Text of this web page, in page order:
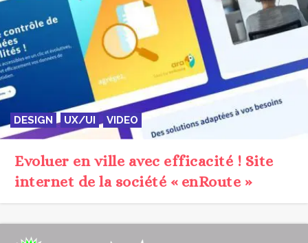
DESIGN UX/UI VIDEO
Evoluer en ville avec efficacité ! Site
internet de la société « enRoute »